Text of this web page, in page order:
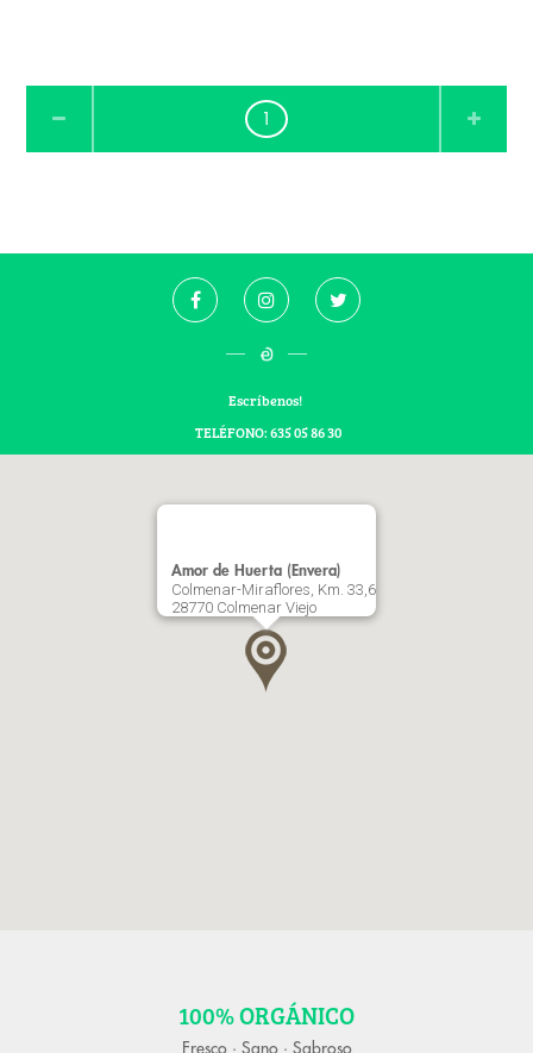
1
Escríbenos!
TELÉFONO: 635 05 86 30
Amor de Huerta (Envera)
Colmenar-Miraflores, Km. 33,6
28770 Colmenar Viejo
100% ORGÁNICO
Fresco · Sano · Sabroso